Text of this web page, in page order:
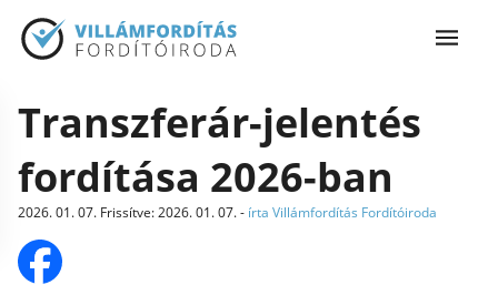
Transzferár-jelentés
fordítása 2026-ban
2026. 01. 07. Frissítve:2026. 01. 07.- írta Villámfordítás Fordítóiroda